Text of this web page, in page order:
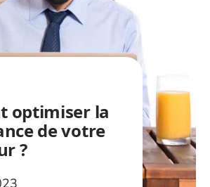
optimiser la
de votre
?